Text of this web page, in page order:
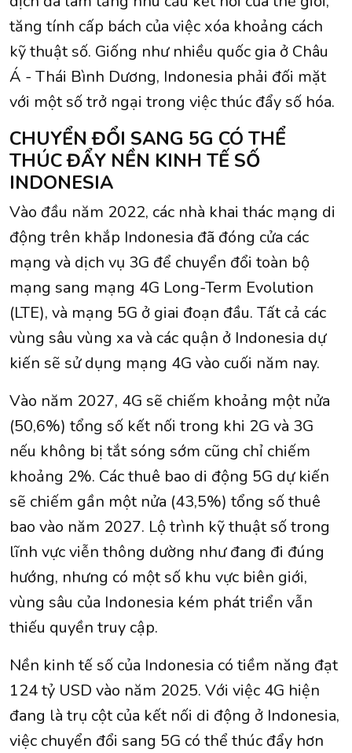
tăng tính cấp bách của việc xóa khoảng cách
kỹ thuật số. Giống như nhiều quốc gia ở Châu
Á - Thái Bình Dương, Indonesia phải đối mặt
với một số trở ngại trong việc thúc đẩy số hóa.
CHUYỂN ĐỔI SANG 5G CÓ THỂ
THÚC ĐẨY NỀN KINH TẾ SỐ
INDONESIA
Vào đầu năm 2022, các nhà khai thác mạng di
động trên khắp Indonesia đã đóng cửa các
mạng và dịch vụ 3G để chuyển đổi toàn bộ
mạng sang mạng 4G Long-Term Evolution
(LTE), và mạng 5G ở giai đoạn đầu. Tất cả các
vùng sâu vùng xa và các quận ở Indonesia dự
kiến ​​sẽ sử dụng mạng 4G vào cuối năm nay.
Vào năm 2027, 4G sẽ chiếm khoảng một nửa
(50,6%) tổng số kết nối trong khi 2G và 3G
nếu không bị tắt sóng sớm cũng chỉ chiếm
khoảng 2%. Các thuê bao di động 5G dự kiến ​​
sẽ chiếm gần một nửa (43,5%) tổng số thuê
bao vào năm 2027. Lộ trình kỹ thuật số trong
lĩnh vực viễn thông dường như đang đi đúng
hướng, nhưng có một số khu vực biên giới,
vùng sâu của Indonesia kém phát triển vẫn
thiếu quyền truy cập.
Nền kinh tế số của Indonesia có tiềm năng đạt
124 tỷ USD vào năm 2025. Với việc 4G hiện
đang là trụ cột của kết nối di động ở Indonesia,
việc chuyển đổi sang 5G có thể thúc đẩy hơn